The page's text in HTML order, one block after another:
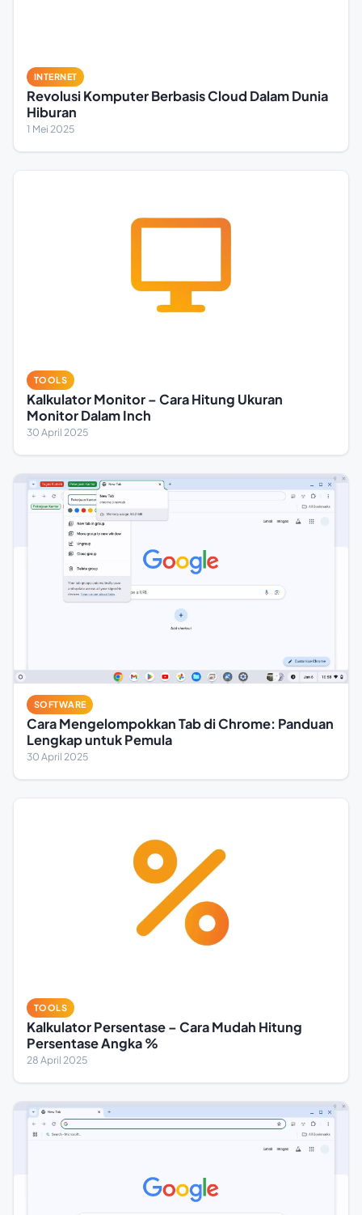
INTERNET
Revolusi Komputer Berbasis Cloud Dalam Dunia
Hiburan
1 Mei 2025
TOOLS
Kalkulator Monitor – Cara Hitung Ukuran
Monitor Dalam Inch
30 April 2025
SOFTWARE
Cara Mengelompokkan Tab di Chrome: Panduan
Lengkap untuk Pemula
30 April 2025
TOOLS
Kalkulator Persentase – Cara Mudah Hitung
Persentase Angka %
28 April 2025